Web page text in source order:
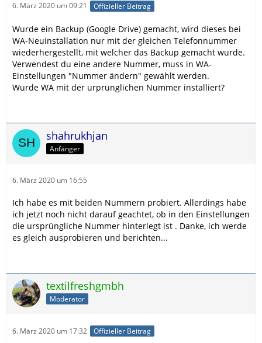
6. März 2020 um 09:21 Offizieller Beitrag
Wurde ein Backup (Google Drive) gemacht, wird dieses bei
WA-Neuinstallation nur mit der gleichen Telefonnummer
wiederhergestellt, mit welcher das Backup gemacht wurde.
Verwendest du eine andere Nummer, muss in WA-
Einstellungen "Nummer ändern" gewählt werden.
Wurde WA mit der urprünglichen Nummer installiert?
shahrukhjan
Anfänger
6. März 2020 um 16:55
Ich habe es mit beiden Nummern probiert. Allerdings habe
ich jetzt noch nicht darauf geachtet, ob in den Einstellungen
die ursprüngliche Nummer hinterlegt ist . Danke, ich werde
es gleich ausprobieren und berichten...
textilfreshgmbh
Moderator
6. März 2020 um 17:32 Offizieller Beitrag